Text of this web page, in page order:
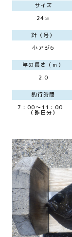
サイズ
24㎝
針（号）
小アジ6
竿の長さ（ｍ）
2.0
釣行時間
7：00～11：00
（昨日分）